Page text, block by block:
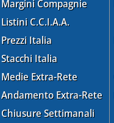
Margini Compagnie
Listini C.C.I.A.A.
Prezzi Italia
Stacchi Italia
Medie Extra-Rete
Andamento Extra-Rete
Chiusure Settimanali